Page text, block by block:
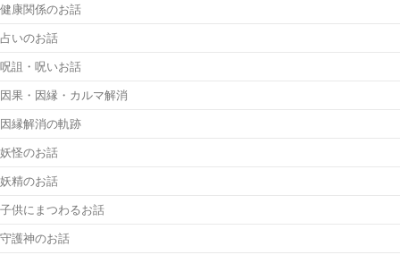
健康関係のお話
占いのお話
呪詛・呪いお話
因果・因縁・カルマ解消
因縁解消の軌跡
妖怪のお話
妖精のお話
子供にまつわるお話
守護神のお話